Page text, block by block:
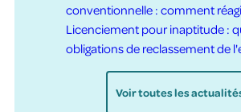
conventionnelle : comment
Licenciement pour inaptitude :
obligations de reclassement de
Voir toutes les